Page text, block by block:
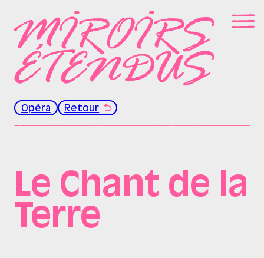
Opéra Retour
Le Chant de la
Terre